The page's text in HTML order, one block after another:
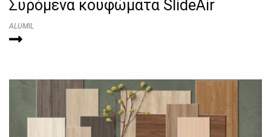
Συρόμενα κουφώματα SlideAir
ALUMIL